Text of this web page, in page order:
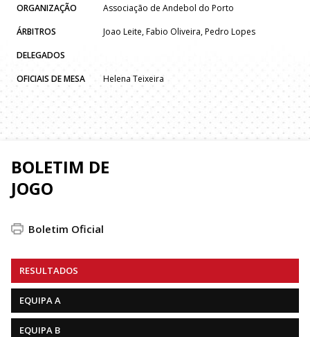
ORGANIZAÇÃO
Associação de Andebol do Porto
ÁRBITROS
Joao Leite, Fabio Oliveira, Pedro Lopes
DELEGADOS
OFICIAIS DE MESA
Helena Teixeira
BOLETIM DE
JOGO
Boletim Oficial
RESULTADOS
EQUIPA A
EQUIPA B